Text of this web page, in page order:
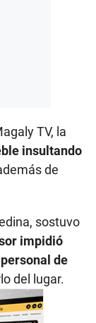
TV, la
insultando
de
sostuvo
impidió
de
del lugar.